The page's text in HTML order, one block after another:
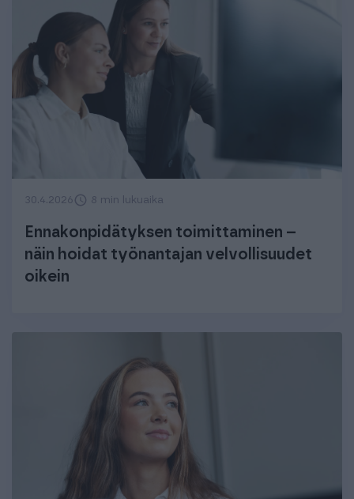
30.4.2026 8 min lukuaika
Ennakonpidätyksen toimittaminen –
näin hoidat työnantajan velvollisuudet
oikein